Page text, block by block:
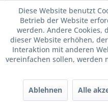
Kassenrollen
Breite: 70 mm
Diese Website benutzt
Betrieb der Website
werden. Andere Cookies,
dieser Website erhöhen,
Interaktion mit anderen
vereinfachen sollen, werden
Ablehnen Alle